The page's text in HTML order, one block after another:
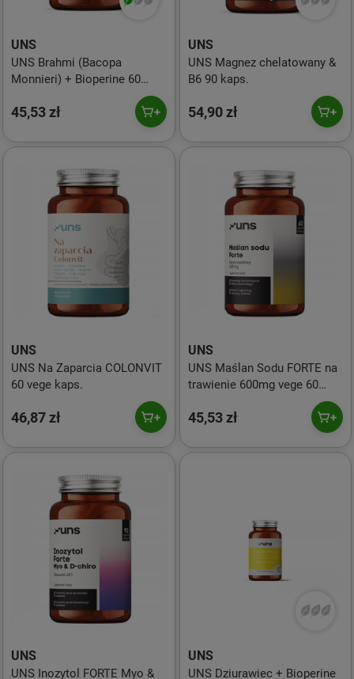
UNS
UNS Brahmi (Bacopa
Monnieri) + Bioperine 60
45,53 zł
UNS
UNS Magnez chelatowany &
B6 90 kaps.
54,90 zł
UNS
UNS Na Zaparcia COLONVIT
60 vege kaps.
46,87 zł
UNS
UNS Maślan Sodu FORTE na
trawienie 600mg vege 60
45,53 zł
UNS
UNS Inozytol FORTE Myo &
UNS
UNS Dziurawiec + Bioperine